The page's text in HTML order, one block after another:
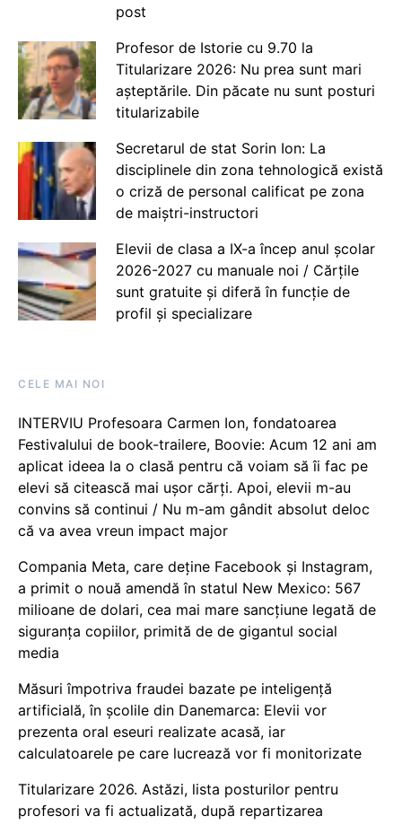
post
Profesor de Istorie cu 9.70 la
Titularizare 2026: Nu prea sunt mari
așteptările. Din păcate nu sunt posturi
titularizabile
Secretarul de stat Sorin Ion: La
disciplinele din zona tehnologică există
o criză de personal calificat pe zona
de maiștri-instructori
Elevii de clasa a IX-a încep anul școlar
2026-2027 cu manuale noi / Cărțile
sunt gratuite și diferă în funcție de
profil și specializare
CELE MAI NOI
INTERVIU Profesoara Carmen Ion, fondatoarea
Festivalului de book-trailere, Boovie: Acum 12 ani am
aplicat ideea la o clasă pentru că voiam să îi fac pe
elevi să citească mai ușor cărți. Apoi, elevii m-au
convins să continui / Nu m-am gândit absolut deloc
că va avea vreun impact major
Compania Meta, care deține Facebook și Instagram,
a primit o nouă amendă în statul New Mexico: 567
milioane de dolari, cea mai mare sancțiune legată de
siguranța copiilor, primită de de gigantul social
media
Măsuri împotriva fraudei bazate pe inteligență
artificială, în școlile din Danemarca: Elevii vor
prezenta oral eseuri realizate acasă, iar
calculatoarele pe care lucrează vor fi monitorizate
Titularizare 2026. Astăzi, lista posturilor pentru
profesori va fi actualizată, după repartizarea